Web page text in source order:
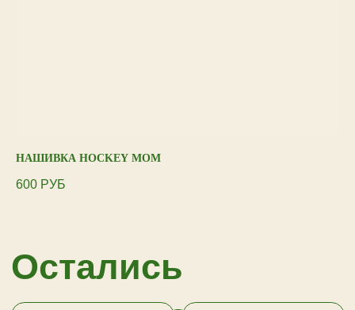
НАШИВКА HOCKEY MOM
600 РУБ